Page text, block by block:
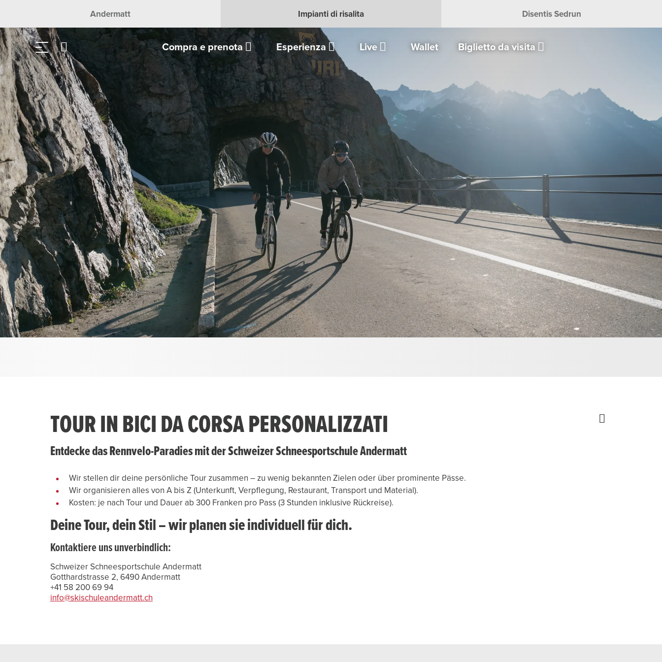
Andermatt Impianti di risalita Disentis Sedrun
Compra e prenota Esperienza Live Wallet Biglietto da visita
TOUR IN BICI DA CORSA PERSONALIZZATI
Entdecke das Rennvelo-Paradies mit der Schweizer Schneesportschule Andermatt
Wir stellen dir deine persönliche Tour zusammen – zu wenig bekannten Zielen oder über prominente Pässe.
Wir organisieren alles von A bis Z (Unterkunft, Verpflegung, Restaurant, Transport und Material).
Kosten: je nach Tour und Dauer ab 300 Franken pro Pass (3 Stunden inklusive Rückreise).
Deine Tour, dein Stil – wir planen sie individuell für dich.
Kontaktiere uns unverbindlich:
Schweizer Schneesportschule Andermatt
+41 58 200 69 94
info@skischuleandermatt.ch